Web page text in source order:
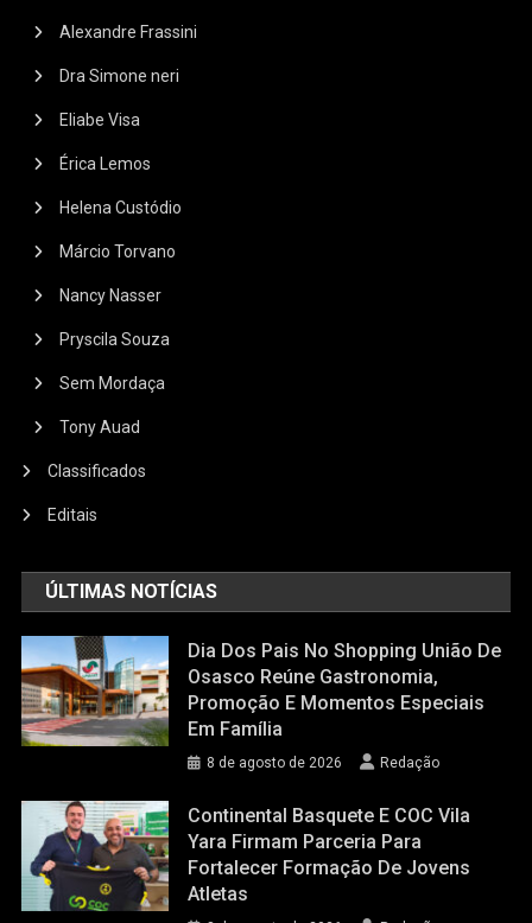
Alexandre Frassini
Dra Simone neri
Eliabe Visa
Érica Lemos
Helena Custódio
Márcio Torvano
Nancy Nasser
Pryscila Souza
Sem Mordaça
Tony Auad
Classificados
Editais
ÚLTIMAS NOTÍCIAS
Dia Dos Pais No Shopping União De
Osasco Reúne Gastronomia,
Promoção E Momentos Especiais
Em Família
8 de agosto de 2026 Redação
Continental Basquete E COC Vila
Yara Firmam Parceria Para
Fortalecer Formação De Jovens
Atletas